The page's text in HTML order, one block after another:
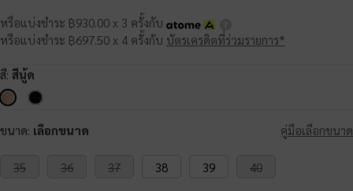
หรือแบ่งชำระ ฿930.00 x 3 ครั้งกับ
หรือแบ่งชำระ ฿697.50 x 4 ครั้งกับ บัตรเครดิตที่ร่วมรายการ*
สี: สีนู้ด
ขนาด: เลือกขนาด คู่มือเลือกขนาด
35 36 37 38 39 40